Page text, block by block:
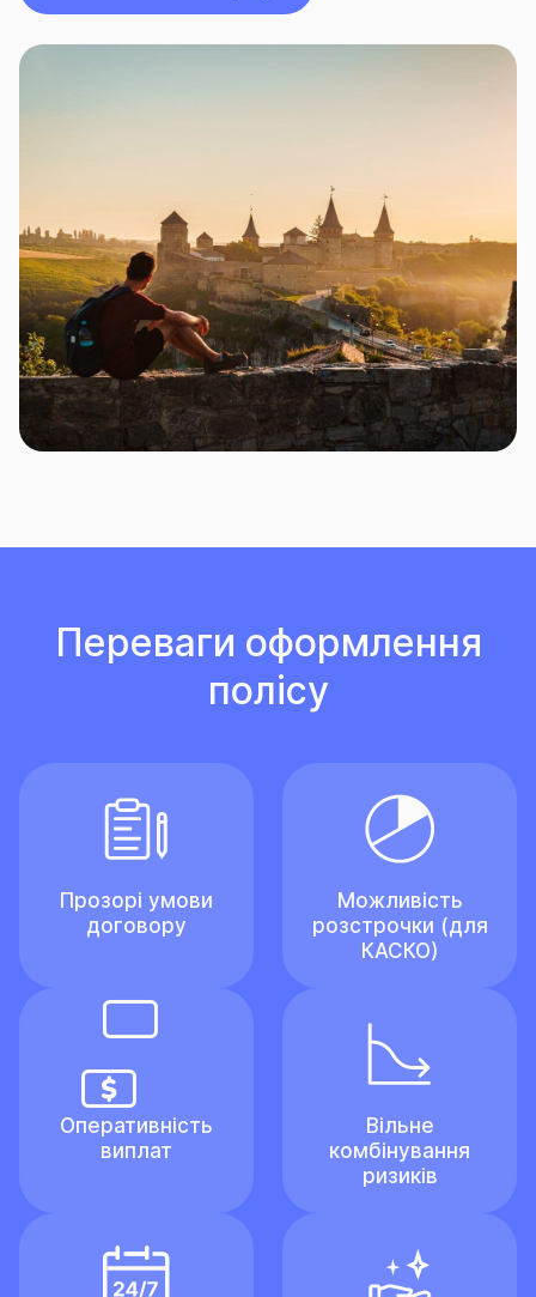
Переваги оформлення
полісу
Прозорі умови
договору
Можливість
розстрочки (для
КАСКО)
Оперативність
виплат
Вільне
комбінування
ризиків